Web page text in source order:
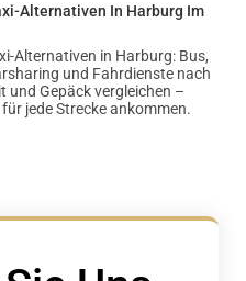
Alternativen In Harburg Im
Alternativen in Harburg: Bus,
und Fahrdienste nach
und Gepäck vergleichen –
jede Strecke ankommen.